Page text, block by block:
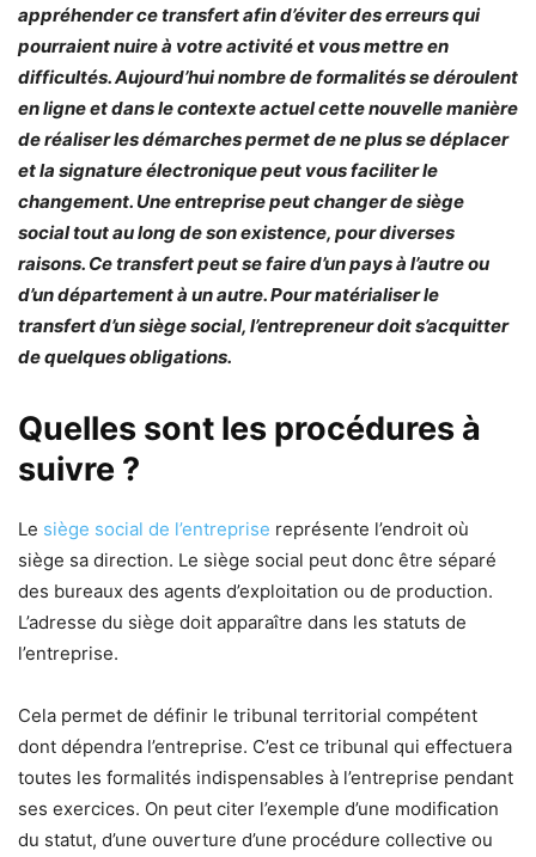
appréhender ce transfert afin d’éviter des erreurs qui
pourraient nuire à votre activité et vous mettre en
difficultés. Aujourd’hui nombre de formalités se déroulent
en ligne et dans le contexte actuel cette nouvelle manière
de réaliser les démarches permet de ne plus se déplacer
et la signature électronique peut vous faciliter le
changement. Une entreprise peut changer de siège
social tout au long de son existence, pour diverses
raisons. Ce transfert peut se faire d’un pays à l’autre ou
d’un département à un autre. Pour matérialiser le
transfert d’un siège social, l’entrepreneur doit s’acquitter
de quelques obligations.
Quelles sont les procédures à
suivre ?
Le siège social de l’entreprise représente l’endroit où
siège sa direction. Le siège social peut donc être séparé
des bureaux des agents d’exploitation ou de production.
L’adresse du siège doit apparaître dans les statuts de
l’entreprise.
Cela permet de définir le tribunal territorial compétent
dont dépendra l’entreprise. C’est ce tribunal qui effectuera
toutes les formalités indispensables à l’entreprise pendant
ses exercices. On peut citer l’exemple d’une modification
du statut, d’une ouverture d’une procédure collective ou